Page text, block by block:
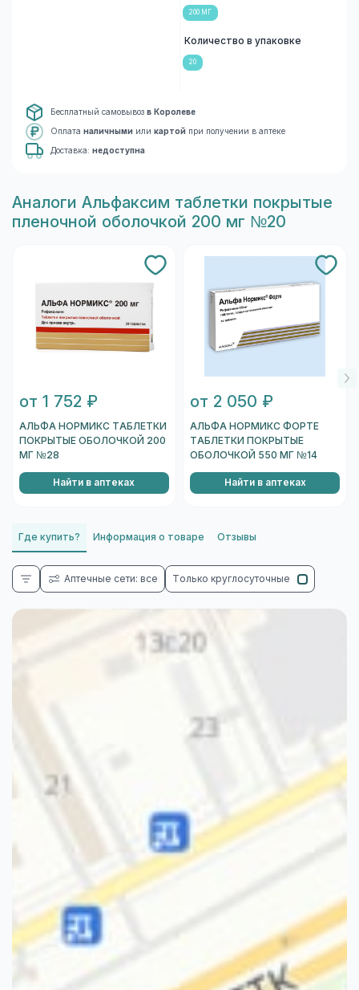
200 МГ
Количество в упаковке
20
Бесплатный самовывоз в Королеве
Оплата наличными или картой при получении в аптеке
Доставка: недоступна
Aналоги Альфаксим таблетки покрытые
пленочной оболочкой 200 мг №20
от 1 752 ₽
АЛЬФА НОРМИКС ТАБЛЕТКИ
ПОКРЫТЫЕ ОБОЛОЧКОЙ 200
МГ №28
Найти в аптеках
от 2 050 ₽
АЛЬФА НОРМИКС ФОРТЕ
ТАБЛЕТКИ ПОКРЫТЫЕ
ОБОЛОЧКОЙ 550 МГ №14
Найти в аптеках
Где купить? Информация о товаре Отзывы
Аптечные сети: все Только круглосуточные